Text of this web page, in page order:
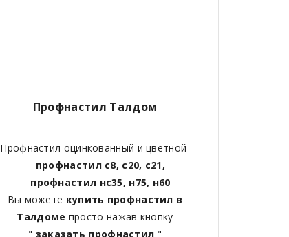
Профнастил Талдом
Профнастил оцинкованный и цветной
профнастил с8, с20, с21,
профнастил нс35, н75, н60
Вы можете купить профнастил в
Талдоме просто нажав кнопку
" заказать профнастил "